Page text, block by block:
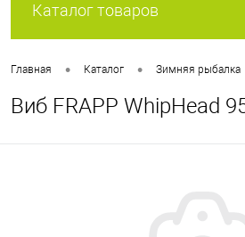
Каталог товаров
Главная • Каталог • Зимняя рыбалка
Виб FRAPP WhipHead